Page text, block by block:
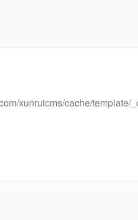
xunruicms/cache/template/